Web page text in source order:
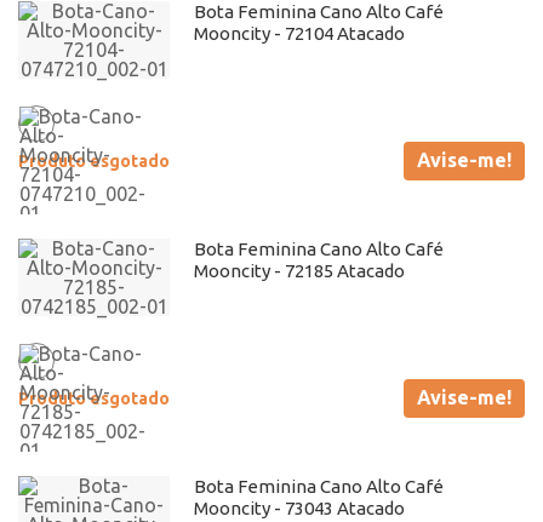
Bota Feminina Cano Alto Café
Mooncity - 72104 Atacado
Produto esgotado Avise-me!
Bota Feminina Cano Alto Café
Mooncity - 72185 Atacado
Produto esgotado Avise-me!
Bota Feminina Cano Alto Café
Mooncity - 73043 Atacado